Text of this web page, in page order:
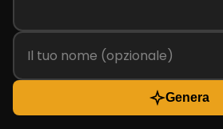
Genera